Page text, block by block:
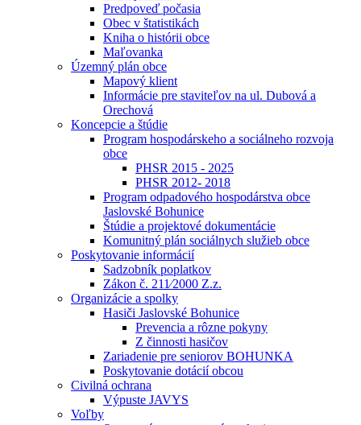
Predpoveď počasia
Obec v štatistikách
Kniha o histórii obce
Maľovanka
Územný plán obce
Mapový klient
Informácie pre staviteľov na ul. Dubová a
Orechová
Koncepcie a štúdie
Program hospodárskeho a sociálneho rozvoja
obce
PHSR 2015 - 2025
PHSR 2012- 2018
Program odpadového hospodárstva obce
Jaslovské Bohunice
Štúdie a projektové dokumentácie
Komunitný plán sociálnych služieb obce
Poskytovanie informácií
Sadzobník poplatkov
Zákon č. 211⁄2000 Z.z.
Organizácie a spolky
Hasiči Jaslovské Bohunice
Prevencia a rôzne pokyny
Z činnosti hasičov
Zariadenie pre seniorov BOHUNKA
Poskytovanie dotácií obcou
Civilná ochrana
Výpuste JAVYS
Voľby